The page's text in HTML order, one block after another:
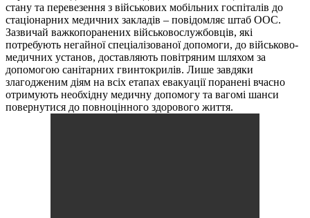
стану та перевезення з військових мобільних госпіталів до
стаціонарних медичних закладів – повідомляє штаб ООС.
Зазвичай важкопоранених військовослужбовців, які
потребують негайної спеціалізованої допомоги, до військово-
медичних установ, доставляють повітряним шляхом за
допомогою санітарних гвинтокрилів. Лише завдяки
злагодженим діям на всіх етапах евакуації поранені вчасно
отримують необхідну медичну допомогу та вагомі шанси
повернутися до повноцінного здорового життя.